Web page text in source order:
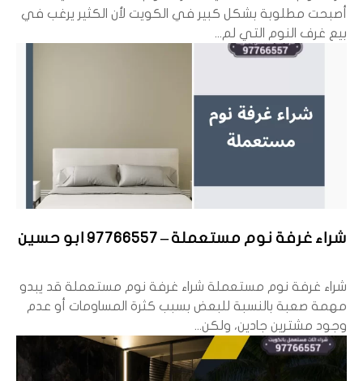
أصبحت مطلوبة بشكل كبير في الكويت لأن الكثير يرغب في
بيع غرف النوم التي لم...
شراء غرفة نوم مستعملة – 97766557 ابو حسين
شراء غرفة نوم مستعملة شراء غرفة نوم مستعملة قد يبدو
مهمة صعبة بالنسبة للبعض بسبب كثرة المساومات أو عدم
وجود مشترين جادين، ولكن...